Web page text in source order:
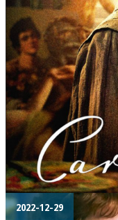
2022-12-29